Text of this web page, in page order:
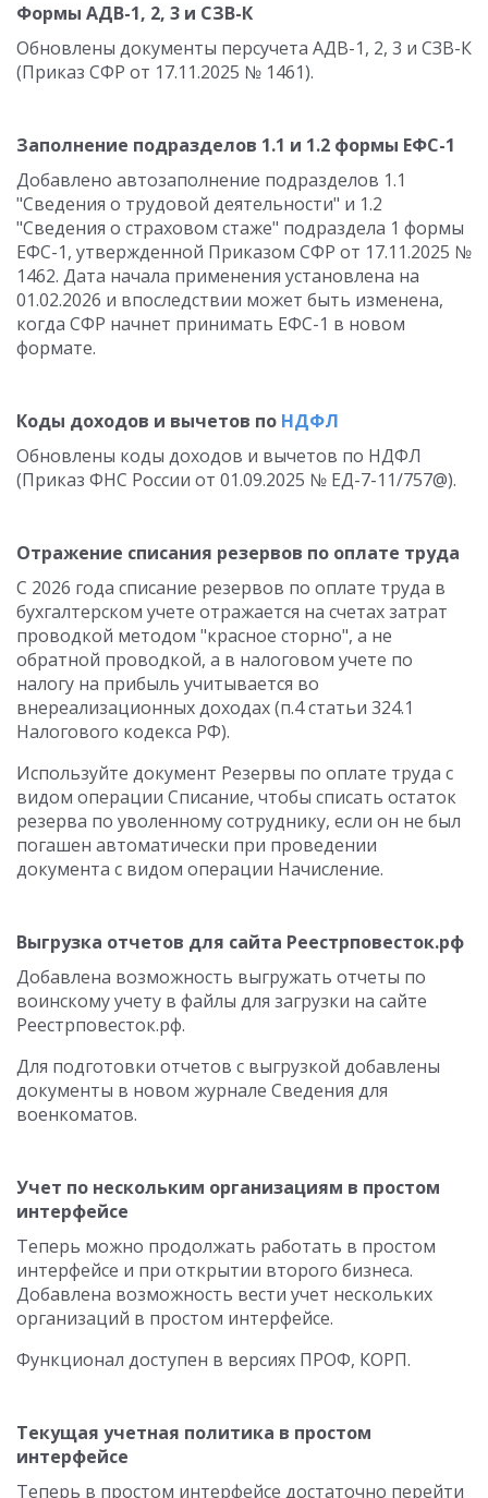
Формы АДВ-1, 2, 3 и СЗВ-К
Обновлены документы персучета АДВ-1, 2, 3 и СЗВ-К
(Приказ СФР от 17.11.2025 № 1461).
Заполнение подразделов 1.1 и 1.2 формы ЕФС-1
Добавлено автозаполнение подразделов 1.1
"Сведения о трудовой деятельности" и 1.2
"Сведения о страховом стаже" подраздела 1 формы
ЕФС-1, утвержденной Приказом СФР от 17.11.2025 №
1462. Дата начала применения установлена на
01.02.2026 и впоследствии может быть изменена,
когда СФР начнет принимать ЕФС-1 в новом
формате.
Коды доходов и вычетов по НДФЛ
Обновлены коды доходов и вычетов по НДФЛ
(Приказ ФНС России от 01.09.2025 № ЕД-7-11/757@).
Отражение списания резервов по оплате труда
С 2026 года списание резервов по оплате труда в
бухгалтерском учете отражается на счетах затрат
проводкой методом "красное сторно", а не
обратной проводкой, а в налоговом учете по
налогу на прибыль учитывается во
внереализационных доходах (п.4 статьи 324.1
Налогового кодекса РФ).
Используйте документ Резервы по оплате труда с
видом операции Списание, чтобы списать остаток
резерва по уволенному сотруднику, если он не был
погашен автоматически при проведении
документа с видом операции Начисление.
Выгрузка отчетов для сайта Реестрповесток.рф
Добавлена возможность выгружать отчеты по
воинскому учету в файлы для загрузки на сайте
Реестрповесток.рф.
Для подготовки отчетов с выгрузкой добавлены
документы в новом журнале Сведения для
военкоматов.
Учет по нескольким организациям в простом
интерфейсе
Теперь можно продолжать работать в простом
интерфейсе и при открытии второго бизнеса.
Добавлена возможность вести учет нескольких
организаций в простом интерфейсе.
Функционал доступен в версиях ПРОФ, КОРП.
Текущая учетная политика в простом
интерфейсе
Теперь в простом интерфейсе достаточно перейти